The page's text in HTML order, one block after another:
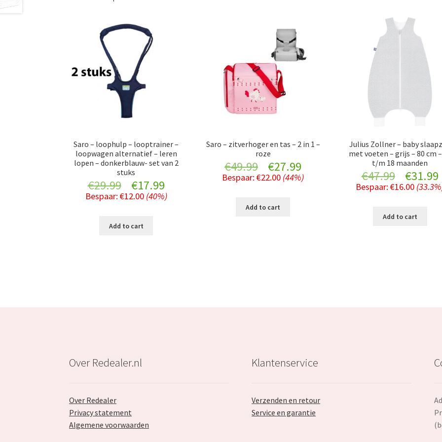
Saro – loophulp – looptrainer –
loopwagen alternatief – leren
lopen – donkerblauw- set van 2
stuks
€29.99
Original
price
was:
€17.99Current
price
Bespaar: €12.00 (40%)
Add to cart
Saro – zitverhoger en tas – 2 in 1 –
roze
€49.99
Original
price
was:
€27.99
price
Bespaar:€22.00 (44%)
Add to cart
Julius Zollner – baby
met voeten – grijs – 80 cm
t/m 18 maanden
€47.99
Original
price
was:
€31.99
Bespaar:€16.00
Add to cart
Over Redealer.nl
Over Redealer
Privacy statement
Algemene voorwaarden
Klantenservice
Verzenden en retour
Service en garantie